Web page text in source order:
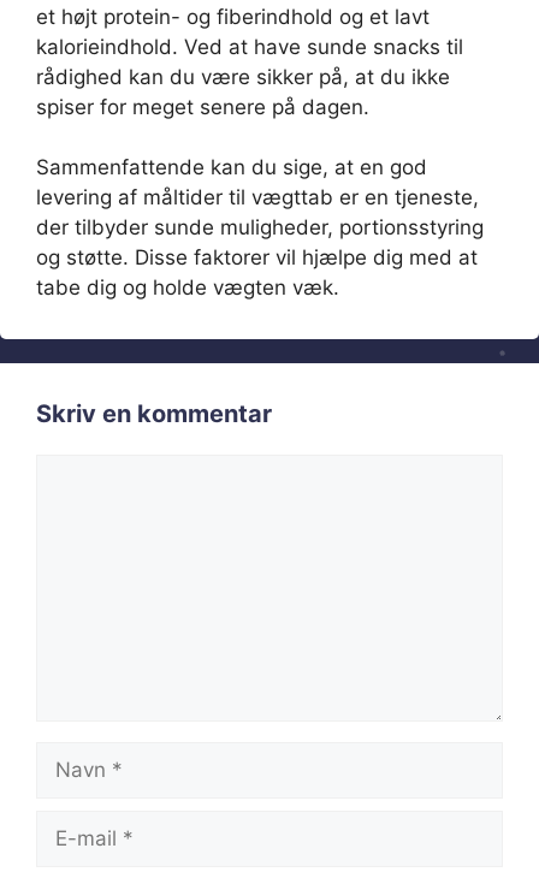
et højt protein- og fiberindhold og et lavt
kalorieindhold. Ved at have sunde snacks til
rådighed kan du være sikker på, at du ikke
spiser for meget senere på dagen.
Sammenfattende kan du sige, at en god
levering af måltider til vægttab er en tjeneste,
der tilbyder sunde muligheder, portionsstyring
og støtte. Disse faktorer vil hjælpe dig med at
tabe dig og holde vægten væk.
Skriv en kommentar
Navn